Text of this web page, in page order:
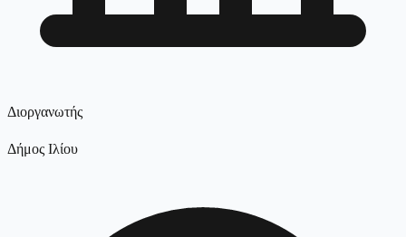
Διοργανωτής
Δήμος Ιλίου